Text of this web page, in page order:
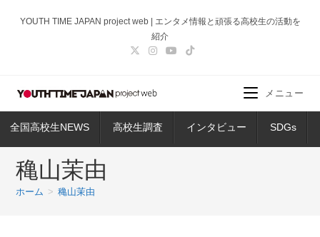
ス
ッ
YOUTH TIME JAPAN project web | エンタメ情報と頑張る高校生の活動を
紹介
全国高校生NEWS 高校生調査 インタビュー SDGs
メニュー
穐山茉由
ホーム > 穐山茉由